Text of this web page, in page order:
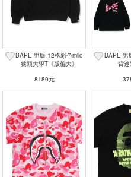
BAPE 男版 12格彩色milo
猿頭大學T《版偏大》
8180元
BAPE 男
背